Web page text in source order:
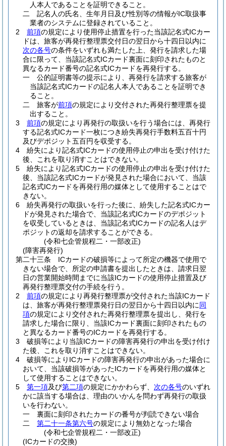
人本人であることを証明できること。
二
記名人の氏名、生年月日及び性別等の情報がIC取扱事
業者のシステムに登録されていること。
2
前項の規定により使用停止措置を行った当該記名式ICカー
ドは、旅客が再発行整理票交付日の翌日から十四日以内に
次の各号の条件をいずれも満たした上、発行を請求した場
合に限って、当該記名式ICカード裏面に刻印されたものと
異なるカード番号の記名式ICカードを再発行する。
一
公的証明書等の提示により、再発行を請求する旅客が
当該記名式ICカードの記名人本人であることを証明でき
ること。
二
旅客が前項の規定により交付された再発行整理票を提
出すること。
3
前項の規定により再発行の取扱いを行う場合には、再発行
する記名式ICカード一枚につき紛失再発行手数料五百十円
及びデポジット五百円を収受する。
4
紛失により記名式ICカードの使用停止の申出を受け付けた
後、これを取り消すことはできない。
5
紛失により記名式ICカードの使用停止の申出を受け付けた
後、当該記名式ICカードが発見された場合において、当該
記名式ICカードを再発行用の媒体として使用することはで
きない。
6
紛失再発行の取扱いを行った後に、紛失した記名式ICカー
ドが発見された場合で、当該記名式ICカードのデポジット
を収受しているときは、当該記名式ICカードの記名人はデ
ポジットの返却を請求することができる。
(令和七企管規程二・一部改正)
(障害再発行)
第二十三条
ICカードの破損等によって所定の機器で使用で
きない場合で、所定の申請書を提出したときは、請求日翌
日の営業開始時間までに当該ICカードの使用停止措置及び
再発行整理票交付の手続を行う。
2
前項の規定により再発行整理票が交付された当該ICカード
は、旅客が再発行整理票発行日の翌日から十四日以内に同
項の規定により交付された再発行整理票を提出し、発行を
請求した場合に限り、当該ICカード裏面に刻印されたもの
と異なるカード番号のICカードを再発行する。
3
破損等により当該ICカードの障害再発行の申出を受け付け
た後、これを取り消すことはできない。
4
破損等によりICカードの障害再発行の申出があった場合に
おいて、当該破損等があったICカードを再発行用の媒体と
して使用することはできない。
5
第一項及び第二項の規定にかかわらず、 次の各号のいずれ
かに該当する場合は、理由のいかんを問わず再発行の取扱
いを行わない。
一
裏面に刻印されたカードの番号が判読できない場合
二
第二十一条第六号の規定により無効となった場合
(令和七企管規程二・一部改正)
(ICカードの交換)